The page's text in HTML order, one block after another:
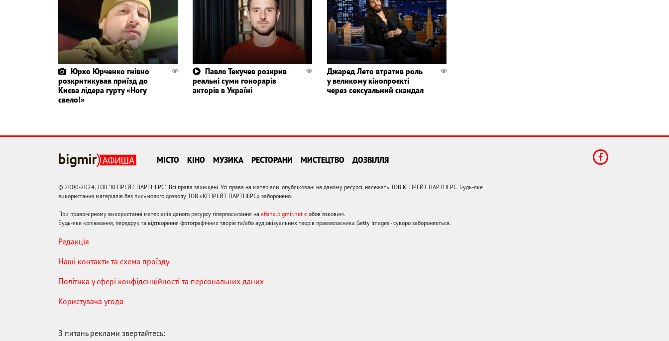
Юрко Юрченко гнівно
розкритикував приїзд до
Києва лідера гурту «Ногу
свело!»
Павло Текучев розкрив
реальні суми гонорарів
акторів в Україні
Джаред Лето втратив роль
у великому кінопроєкті
через сексуальний скандал
МІСТО КІНО МУЗИКА РЕСТОРАНИ МИСТЕЦТВО ДОЗВІЛЛЯ
© 2000-2024, ТОВ "КЕПРЕЙТ ПАРТНЕРС". Всі права захищені. Усі права на матеріали, опубліковані на даному ресурсі, належать ТОВ КЕПРЕЙТ ПАРТНЕРС. Будь-яке
використання матеріалів без письмового дозволу ТОВ «КЕПРЕЙТ ПАРТНЕРС» заборонено.
При правомірному використанні матеріалів даного ресурсу гіперпосилання на afisha.bigmir.net є обов'язковим.
Будь-яке копіювання, передрук та відтворення фотографічних творів та/або аудіовізуальних творів правовласника Getty Images - суворо забороняється.
Редакція
Наші контакти та схема проїзду
Політика у сфері конфіденційності та персональних даних
Користувача угода
З питань реклами звертайтесь: